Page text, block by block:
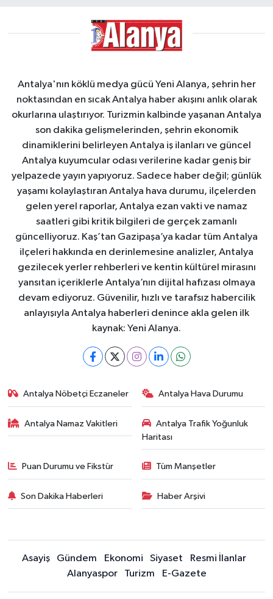
Antalya'nın köklü medya gücü Yeni Alanya, şehrin her
noktasından en sıcak Antalya haber akışını anlık olarak
okurlarına ulaştırıyor. Turizmin kalbinde yaşanan Antalya
son dakika gelişmelerinden, şehrin ekonomik
dinamiklerini belirleyen Antalya iş ilanları ve güncel
Antalya kuyumcular odası verilerine kadar geniş bir
yelpazede yayın yapıyoruz. Sadece haber değil; günlük
yaşamı kolaylaştıran Antalya hava durumu, ilçelerden
gelen yerel raporlar, Antalya ezan vakti ve namaz
saatleri gibi kritik bilgileri de gerçek zamanlı
güncelliyoruz. Kaş’tan Gazipaşa’ya kadar tüm Antalya
ilçeleri hakkında en derinlemesine analizler, Antalya
gezilecek yerler rehberleri ve kentin kültürel mirasını
yansıtan içeriklerle Antalya’nın dijital hafızası olmaya
devam ediyoruz. Güvenilir, hızlı ve tarafsız habercilik
anlayışıyla Antalya haberleri denince akla gelen ilk
kaynak: Yeni Alanya.
Antalya Nöbetçi Eczaneler Antalya Hava Durumu
Antalya Namaz Vakitleri
Antalya Trafik Yoğunluk
Haritası
Puan Durumu ve Fikstür Tüm Manşetler
Son Dakika Haberleri Haber Arşivi
Asayiş Gündem Ekonomi Siyaset
Resmi İlanlar
Alanyaspor
Turizm E-Gazete